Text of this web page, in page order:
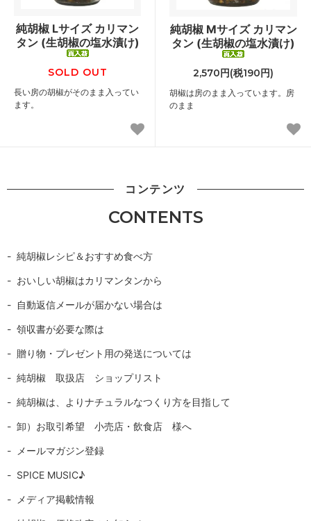
純胡椒 Lサイズ カリマン
タン (生胡椒の塩水漬け)
SOLD OUT
長い房の胡椒がそのまま入ってい
ます。
純胡椒 Mサイズ カリマン
タン (生胡椒の塩水漬け)
2,570円(税190円)
胡椒は房のまま入っています。房
のまま
コンテンツ
CONTENTS
純胡椒レシピ＆おすすめ食べ方
おいしい胡椒はカリマンタンから
自動返信メールが届かない場合は
領収書が必要な際は
贈り物・プレゼント用の発送については
純胡椒 取扱店 ショップリスト
純胡椒は、よりナチュラルなつくり方を目指して
卸）お取引希望 小売店・飲食店 様へ
メールマガジン登録
SPICE MUSIC♪
メディア掲載情報